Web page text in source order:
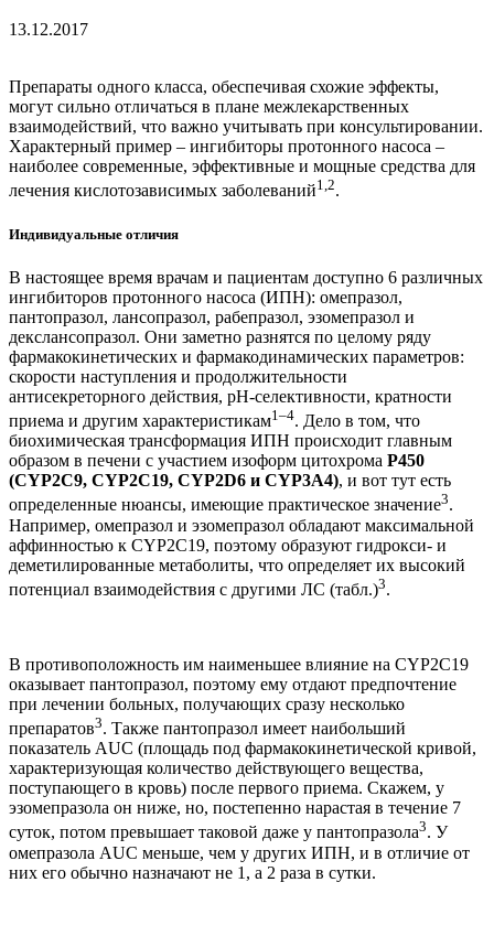
13.12.2017
Препараты одного класса, обеспечивая схожие эффекты,
могут сильно отличаться в плане межлекарственных
взаимодействий, что важно учитывать при консультировании.
Характерный пример – ингибиторы протонного насоса –
наиболее современные, эффективные и мощные средства для
лечения кислотозависимых заболеваний1,2.
Индивидуальные отличия
В настоящее время врачам и пациентам доступно 6 различных
ингибиторов протонного насоса (ИПН): омепразол,
пантопразол, лансопразол, рабепразол, эзомепразол и
декслансопразол. Они заметно разнятся по целому ряду
фармакокинетических и фармакодинамических параметров:
скорости наступления и продолжительности
антисекреторного действия, pH-селективности, кратности
приема и другим характеристикам1–4. Дело в том, что
биохимическая трансформация ИПН происходит главным
образом в печени с участием изоформ цитохрома P450
(CYP2C9, CYP2C19, CYP2D6 и CYP3A4), и вот тут есть
определенные нюансы, имеющие практическое значение3.
Например, омепразол и эзомепразол обладают максимальной
аффинностью к CYP2C19, поэтому образуют гидрокси- и
деметилированные метаболиты, что определяет их высокий
потенциал взаимодействия с другими ЛС (табл.)3.
В противоположность им наименьшее влияние на CYP2C19
оказывает пантопразол, поэтому ему отдают предпочтение
при лечении больных, получающих сразу несколько
препаратов3. Также пантопразол имеет наибольший
показатель AUC (площадь под фармакокинетической кривой,
характеризующая количество действующего вещества,
поступающего в кровь) после первого приема. Скажем, у
эзомепразола он ниже, но, постепенно нарастая в течение 7
суток, потом превышает таковой даже у пантопразола3. У
омепразола AUC меньше, чем у других ИПН, и в отличие от
них его обычно назначают не 1, а 2 раза в сутки.